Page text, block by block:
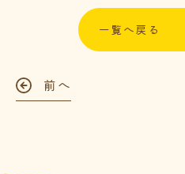
一覧へ戻る
前へ